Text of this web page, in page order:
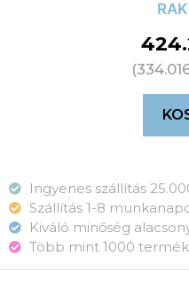
(
Ingyenes szállítás
Szállítás 1-8
Kiváló minőség
Több mint 1000